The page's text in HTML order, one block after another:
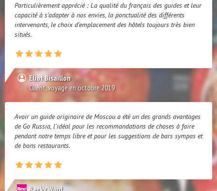
Particulièrement apprécié : La qualité du français des guides et leur
capacité à s'adapter à nos envies, la ponctualité des différents
intervenants, le choix d'emplacement des hôtels toujours très bien
situés.
Eliot Bisaillon
Client, voyage en octobre 2019
Avoir un guide originaire de Moscou a été un des grands avantages
de Go Russia, l'idéal pour les recommandations de choses à faire
pendant notre temps libre et pour les suggestions de bars sympas et
de bons restaurants.
Becky Ward